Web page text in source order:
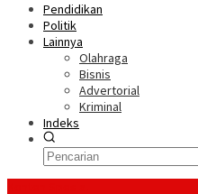
Pendidikan
Politik
Lainnya
Olahraga
Bisnis
Advertorial
Kriminal
Indeks